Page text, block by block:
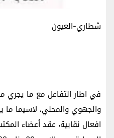
شطاري-العيون
في اطار التفاعل مع ما يجري
والجهوي والمحلي، لاسيما ما
افعال نقابية، عقد أعضاء